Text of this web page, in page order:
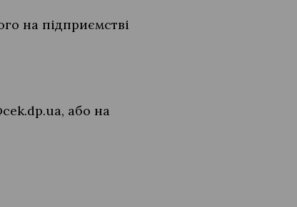
на підприємстві
, або на